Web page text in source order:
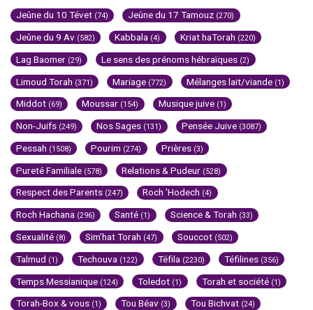
Jeûne du 10 Tévet (74) Jeûne du 17 Tamouz (270)
Jeûne du 9 Av (582) Kabbala (4) Kriat haTorah (220)
Lag Baomer (29) Le sens des prénoms hébraïques (2)
Limoud Torah (371) Mariage (772) Mélanges lait/viande (1)
Middot (69) Moussar (154) Musique juive (1)
Non-Juifs (249) Nos Sages (131) Pensée Juive (3087)
Pessah (1508) Pourim (274) Prières (3)
Pureté Familiale (578) Relations & Pudeur (528)
Respect des Parents (247) Roch 'Hodech (4)
Roch Hachana (296) Santé (1) Science & Torah (33)
Sexualité (8) Sim'hat Torah (47) Souccot (502)
Talmud (1) Techouva (122) Téfila (2230) Téfilines (356)
Temps Messianique (124) Toledot (1) Torah et société (1)
Torah-Box & vous (1) Tou Béav (3) Tou Bichvat (24)